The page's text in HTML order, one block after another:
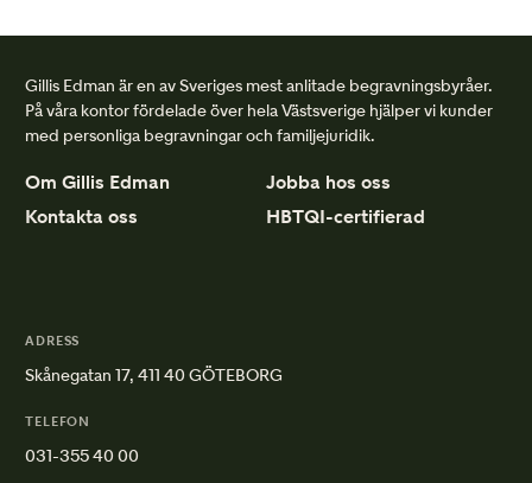
Gillis Edman är en av Sveriges mest anlitade begravningsbyråer.
På våra kontor fördelade över hela Västsverige hjälper vi kunder
med personliga begravningar och familjejuridik.
Om Gillis Edman
Jobba hos oss
Kontakta oss
HBTQI-certifierad
ADRESS
Skånegatan 17, 411 40 GÖTEBORG
TELEFON
031-355 40 00